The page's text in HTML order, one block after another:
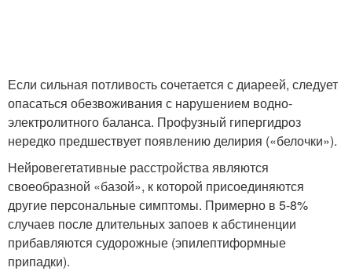
Если сильная потливость сочетается с диареей, следует
опасаться обезвоживания с нарушением водно-
электролитного баланса. Профузный гипергидроз
нередко предшествует появлению делирия («белочки»).
Нейровегетативные расстройства являются
своеобразной «базой», к которой присоединяются
другие персональные симптомы. Примерно в 5-8%
случаев после длительных запоев к абстиненции
прибавляются судорожные (эпилептиформные
припадки).